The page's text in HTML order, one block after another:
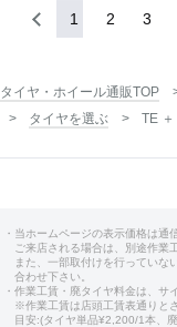
1 2 3
タイヤ・ホイール通販TOP
タイヤを選ぶ
TE
・当ホームページの表示価格は通
ご来店される場合は、別途作業
また、一部取付けを行っていな
合わせ下さい。
・作業工賃・廃タイヤ料金は、サ
※作業工賃は店頭工賃表通りと
目安:(タイヤ単品¥2,200/1本、